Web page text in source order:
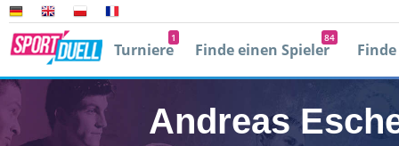
Turniere
1
Finde einen Spieler
84
Andreas
Player 2 0